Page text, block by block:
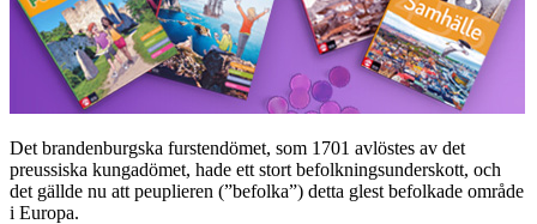
Det brandenburgska furstendömet, som 1701 avlöstes av det
preussiska kungadömet, hade ett stort befolkningsunderskott, och
det gällde nu att peuplieren (”befolka”) detta glest befolkade område
i Europa.